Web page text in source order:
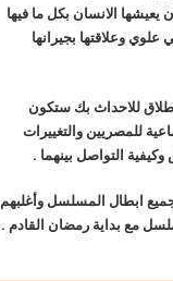
الانسان بكل ما فيها
وعلاقتها بجيرانها
من الثورة نقطة انطلاق للاحداث بك ستكون
للمصريين والتغييرات
التواصل بينهما .
ابطال المسلسل وأغلبهم
مع بداية رمضان القادم .